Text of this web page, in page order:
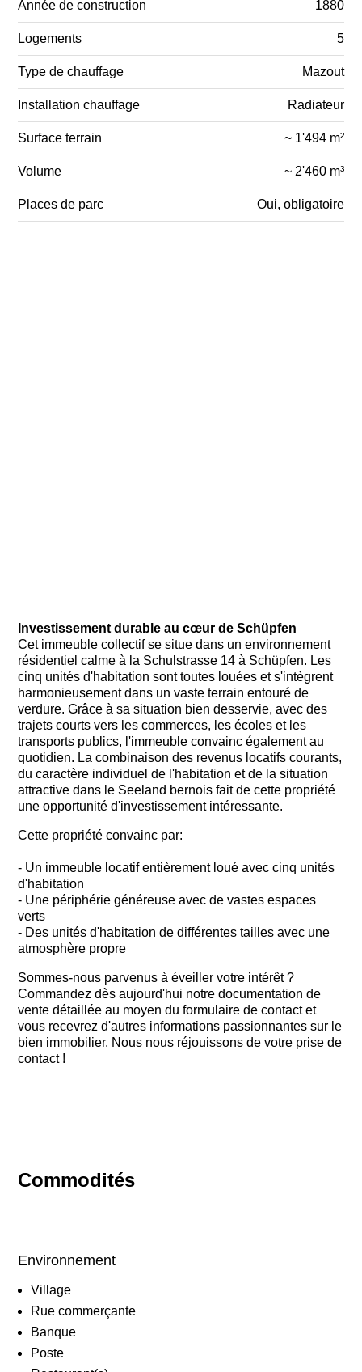
Investissement durable au cœur de Schüpfen
Cet immeuble collectif se situe dans un environnement
résidentiel calme à la Schulstrasse 14 à Schüpfen. Les
cinq unités d'habitation sont toutes louées et s'intègrent
harmonieusement dans un vaste terrain entouré de
verdure. Grâce à sa situation bien desservie, avec des
trajets courts vers les commerces, les écoles et les
transports publics, l'immeuble convainc également au
quotidien. La combinaison des revenus locatifs courants,
du caractère individuel de l'habitation et de la situation
attractive dans le Seeland bernois fait de cette propriété
une opportunité d'investissement intéressante.
Cette propriété convainc par:
- Un immeuble locatif entièrement loué avec cinq unités
d'habitation
- Une périphérie généreuse avec de vastes espaces
verts
- Des unités d'habitation de différentes tailles avec une
atmosphère propre
Sommes-nous parvenus à éveiller votre intérêt ?
Commandez dès aujourd'hui notre documentation de
vente détaillée au moyen du formulaire de contact et
vous recevrez d'autres informations passionnantes sur le
bien immobilier. Nous nous réjouissons de votre prise de
contact !
Commodités
Environnement
Village
Rue commerçante
Banque
Poste
Année de construction 1880
Logements 5
Type de chauffage Mazout
Installation chauffage Radiateur
Surface terrain ~ 1'494 m²
Volume ~ 2'460 m³
Places de parc Oui, obligatoire